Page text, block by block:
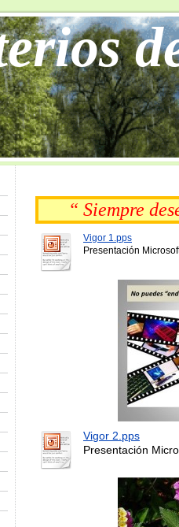
“ Siempre
Vigor 1.pps
Presentación
Vigor 2.pps
Presentación